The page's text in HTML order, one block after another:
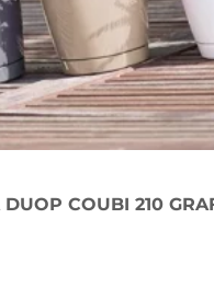
COUBI 210